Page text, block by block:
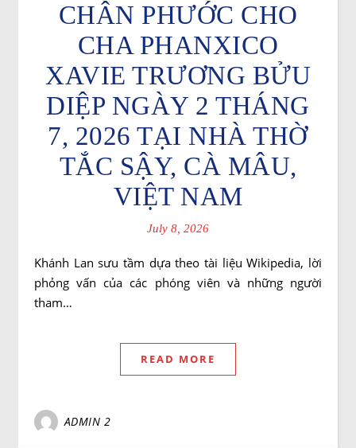
CHÂN PHƯỚC CHO
CHA PHANXICO
XAVIE TRƯƠNG BỬU
DIỆP NGÀY 2 THÁNG
7, 2026 TẠI NHÀ THỜ
TẮC SẬY, CÀ MÂU,
VIỆT NAM
July 8, 2026
Khánh Lan sưu tầm dựa theo tài liệu Wikipedia, lời
phỏng vấn của các phóng viên và những người
tham…
READ MORE
ADMIN 2